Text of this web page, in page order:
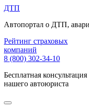
ДТП
Автопортал о ДТП,
Рейтинг страховых
компаний
8 (800) 302-34-10
Бесплатная консультация
нашего автоюриста